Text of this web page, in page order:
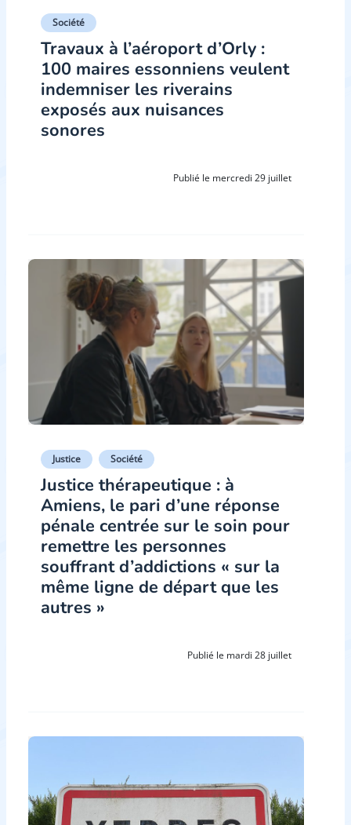
Société
Travaux à l’aéroport d’Orly :
100 maires essonniens veulent
indemniser les riverains
exposés aux nuisances
sonores
Publié le mercredi 29 juillet
Justice Société
Justice thérapeutique : à
Amiens, le pari d’une réponse
pénale centrée sur le soin pour
remettre les personnes
souffrant d’addictions « sur la
même ligne de départ que les
autres »
Publié le mardi 28 juillet